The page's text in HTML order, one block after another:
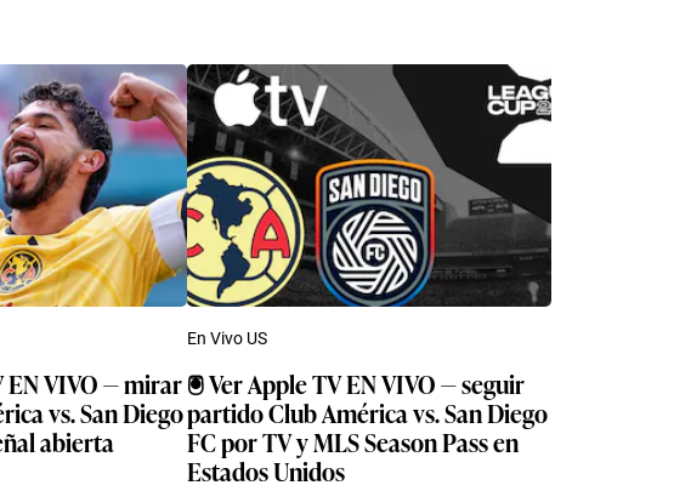
EN VIVO — mirar
vs. San Diego
abierta
En Vivo US
🖲️ Ver Apple TV EN VIVO — seguir
partido Club América vs. San Diego
FC por TV y MLS Season Pass en
Estados Unidos